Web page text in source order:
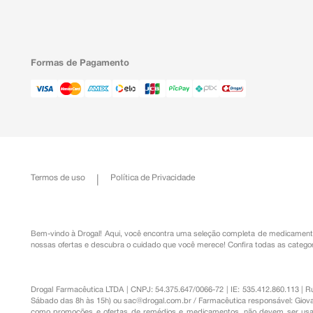
Formas de Pagamento
Termos de uso Política de Privacidade
Bem-vindo à Drogal! Aqui, você encontra uma seleção completa de
nossas ofertas e descubra o cuidado que você merece! Confira todas as
Drogal Farmacêutica LTDA | CNPJ: 54.375.647/0066-72 | IE: 535.412.860.113
Sábado das 8h às 15h) ousac@drogal.com.br / Farmacêutica responsável: